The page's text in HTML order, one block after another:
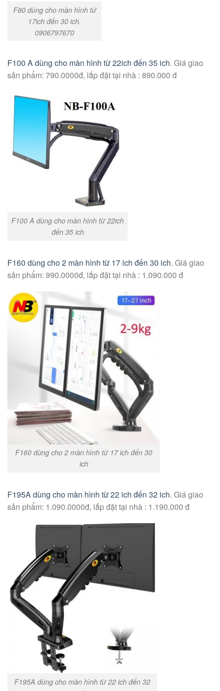
F80 dùng cho màn hình từ
17ich đến 30 ich.
0906797670
F100 A dùng cho màn hình từ 22ich đến 35 ich. Giá giao
sản phẩm: 790.0000đ, lắp đặt tại nhà : 890.000 đ
F100 A dùng cho màn hình từ 22ich
đến 35 ich
F160 dùng cho 2 màn hình từ 17 ich đến 30 ich. Giá giao
sản phẩm: 990.0000đ, lắp đặt tại nhà : 1.090.000 đ
F160 dùng cho 2 màn hình từ 17 ich đến 30
ich
F195A dùng cho màn hình từ 22 ich đến 32 ich. Giá giao
sản phẩm: 1.090.0000đ, lắp đặt tại nhà : 1.190.000 đ
F195A dùng cho màn hình từ 22 ich đến 32